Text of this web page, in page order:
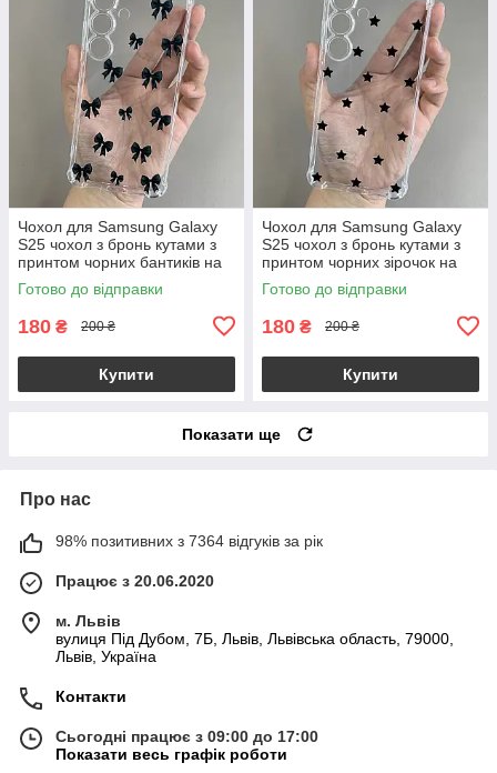
Чохол для Samsung Galaxy
S25 чохол з бронь кутами з
принтом чорних бантиків на
самсунг с25 прозорий q03v
Готово до відправки
180 ₴ 200 ₴
Купити
Чохол для Samsung Galaxy
S25 чохол з бронь кутами з
принтом чорних зірочок на
самсунг с25 q03p
Готово до відправки
180 ₴ 200 ₴
Купити
Показати ще
Про нас
98% позитивних з 7364 відгуків за рік
Працює з 20.06.2020
м. Львів
вулиця Під Дубом, 7Б, Львів, Львівська область, 79000,
Львів, Україна
Контакти
Сьогодні працює з 09:00 до 17:00
Показати весь графік роботи